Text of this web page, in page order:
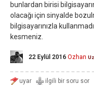
bunlardan birisi
olacağı için sinyalde
bilgisayarınızla
kesmeniz.
22 Eylül 2016 Ozhan